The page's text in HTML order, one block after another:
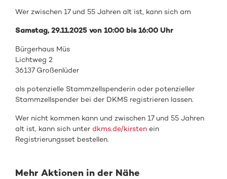
Wer zwischen 17 und 55 Jahren alt ist, kann sich am
Samstag, 29.11.2025 von 10:00 bis 16:00 Uhr
Bürgerhaus Müs
Lichtweg 2
36137 Großenlüder
als potenzielle Stammzellspenderin oder potenzieller
Stammzellspender bei der DKMS registrieren lassen.
Wer nicht kommen kann und zwischen 17 und 55 Jahren
alt ist, kann sich unterdkms.de/kirsten ein
Registrierungsset bestellen.
Mehr Aktionen in der Nähe